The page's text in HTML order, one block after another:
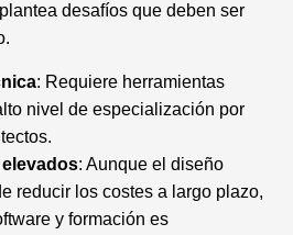
desafíos que deben ser
: Requiere herramientas
nivel de especialización por
: Aunque el diseño
reducir los costes a largo plazo,
y formación es